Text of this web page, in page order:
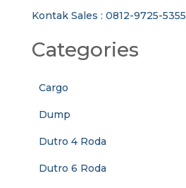
Kontak Sales : 0812-9725-5355
Categories
Cargo
Dump
Dutro 4 Roda
Dutro 6 Roda